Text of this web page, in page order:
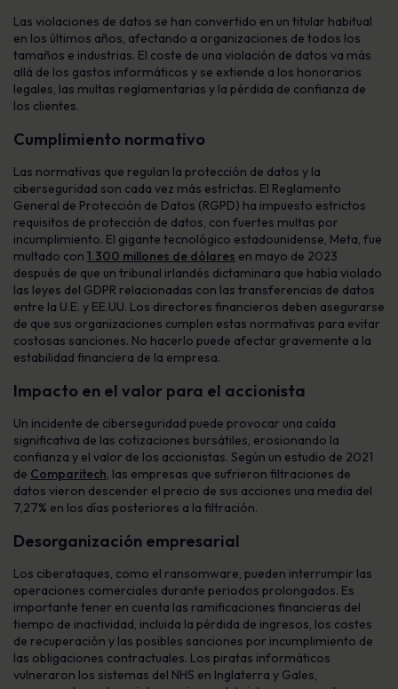
Las violaciones de datos se han convertido en un titular habitual
en los últimos años, afectando a organizaciones de todos los
tamaños e industrias. El coste de una violación de datos va más
allá de los gastos informáticos y se extiende a los honorarios
legales, las multas reglamentarias y la pérdida de confianza de
los clientes.
Cumplimiento normativo
Las normativas que regulan la protección de datos y la
ciberseguridad son cada vez más estrictas. El Reglamento
General de Protección de Datos (RGPD) ha impuesto estrictos
requisitos de protección de datos, con fuertes multas por
incumplimiento. El gigante tecnológico estadounidense, Meta, fue
multado con 1.300 millones de dólares en mayo de 2023
después de que un tribunal irlandés dictaminara que había violado
las leyes del GDPR relacionadas con las transferencias de datos
entre la U.E. y EE.UU. Los directores financieros deben asegurarse
de que sus organizaciones cumplen estas normativas para evitar
costosas sanciones. No hacerlo puede afectar gravemente a la
estabilidad financiera de la empresa.
Impacto en el valor para el accionista
Un incidente de ciberseguridad puede provocar una caída
significativa de las cotizaciones bursátiles, erosionando la
confianza y el valor de los accionistas. Según un estudio de 2021
de Comparitech, las empresas que sufrieron filtraciones de
datos vieron descender el precio de sus acciones una media del
7,27% en los días posteriores a la filtración.
Desorganización empresarial
Los ciberataques, como el ransomware, pueden interrumpir las
operaciones comerciales durante periodos prolongados. Es
importante tener en cuenta las ramificaciones financieras del
tiempo de inactividad, incluida la pérdida de ingresos, los costes
de recuperación y las posibles sanciones por incumplimiento de
las obligaciones contractuales. Los piratas informáticos
vulneraron los sistemas del NHS en Inglaterra y Gales,